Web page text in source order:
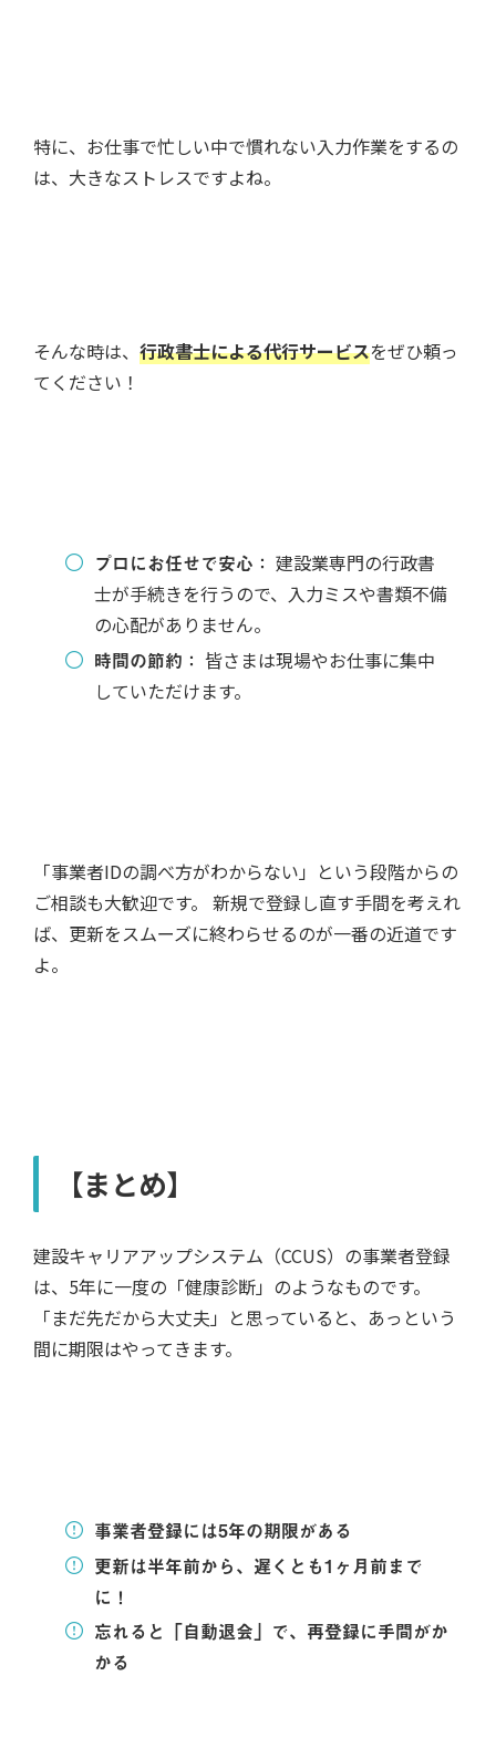
特に、お仕事で忙しい中で慣れない入力作業をするの
は、大きなストレスですよね。
そんな時は、 行政書士による代行サービスをぜひ頼っ
てください！
プロにお任せで安心： 建設業専門の行政書
士が手続きを行うので、入力ミスや書類不備
の心配がありません。
時間の節約： 皆さまは現場やお仕事に集中
していただけます。
「事業者IDの調べ方がわからない」という段階からの
ご相談も大歓迎です。 新規で登録し直す手間を考えれ
ば、更新をスムーズに終わらせるのが一番の近道です
よ。
【まとめ】
建設キャリアアップシステム（CCUS）の事業者登録
は、5年に一度の「健康診断」のようなものです。
「まだ先だから大丈夫」と思っていると、あっという
間に期限はやってきます。
事業者登録には5年の期限がある
更新は半年前から、遅くとも1ヶ月前まで
に！
忘れると「自動退会」で、再登録に手間がか
かる